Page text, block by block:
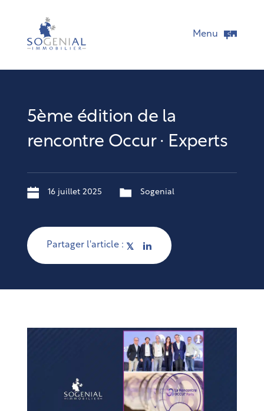
Menu
5ème édition de la
rencontre Occur · Experts
16 juillet 2025 Sogenial
Partager l'article : 𝕏